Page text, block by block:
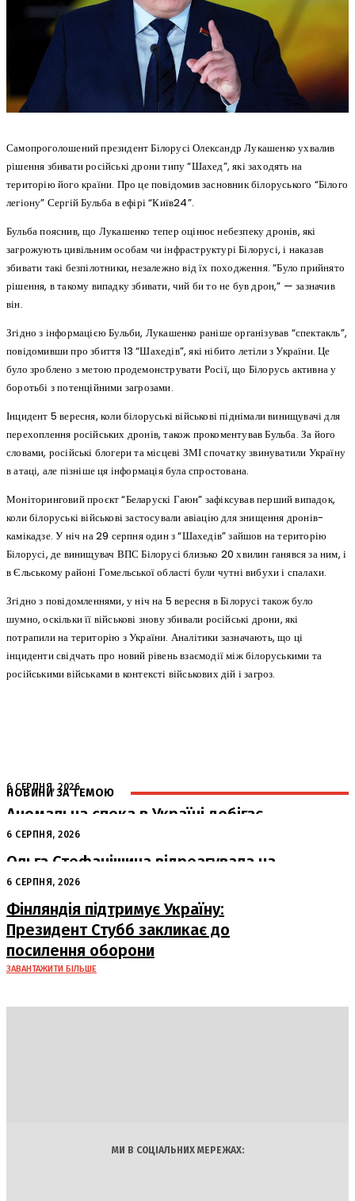
Самопроголошений президент Білорусі Олександр Лукашенко ухвалив
рішення збивати російські дрони типу “Шахед”, які заходять на
територію його країни. Про це повідомив засновник білоруського “Білого
легіону” Сергій Бульба в ефірі “Київ24”.
Бульба пояснив, що Лукашенко тепер оцінює небезпеку дронів, які
загрожують цивільним особам чи інфраструктурі Білорусі, і наказав
збивати такі безпілотники, незалежно від їх походження. “Було прийнято
рішення, в такому випадку збивати, чий би то не був дрон,” — зазначив
він.
Згідно з інформацією Бульби, Лукашенко раніше організував “спектакль”,
повідомивши про збиття 13 “Шахедів”, які нібито летіли з України. Це
було зроблено з метою продемонструвати Росії, що Білорусь активна у
боротьбі з потенційними загрозами.
Інцидент 5 вересня, коли білоруські військові піднімали винищувачі для
перехоплення російських дронів, також прокоментував Бульба. За його
словами, російські блогери та місцеві ЗМІ спочатку звинуватили Україну
в атаці, але пізніше ця інформація була спростована.
Моніторинговий проєкт “Беларускі Гаюн” зафіксував перший випадок,
коли білоруські військові застосували авіацію для знищення дронів-
камікадзе. У ніч на 29 серпня один з “Шахедів” зайшов на територію
Білорусі, де винищувач ВПС Білорусі близько 20 хвилин ганявся за ним, і
в Єльському районі Гомельської області були чутні вибухи і спалахи.
Згідно з повідомленнями, у ніч на 5 вересня в Білорусі також було
шумно, оскільки її військові знову збивали російські дрони, які
потрапили на територію з України. Аналітики зазначають, що ці
інциденти свідчать про новий рівень взаємодії між білоруськими та
російськими військами в контексті військових дій і загроз.
НОВИНИ ЗА ТЕМОЮ
6 СЕРПНЯ, 2026
Аномальна спека в Україні добігає
кінця: очікується похолодання
6 СЕРПНЯ, 2026
Ольга Стефанішина відреагувала на
підозри від НАБУ та САП
6 СЕРПНЯ, 2026
Фінляндія підтримує Україну:
Президент Стубб закликає до
посилення оборони
ЗАВАНТАЖИТИ БІЛЬШЕ
МИ В СОЦІАЛЬНИХ МЕРЕЖАХ: